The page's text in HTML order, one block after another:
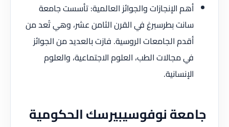
أهم الإنجازات والجوائز العالمية: تأسست جامعة
سانت بطرسبرغ في القرن الثامن عشر، وهي تُعد من
أقدم الجامعات الروسية. فازت بالعديد من الجوائز
في مجالات الطب، العلوم الاجتماعية، والعلوم
الإنسانية.
جامعة نوفوسيبيرسك الحكومية